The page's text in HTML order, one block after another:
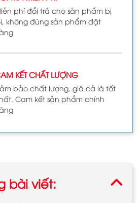
phí đổi trả cho sản phẩm bị
không đúng sản phẩm đặt
KẾT CHẤT LƯỢNG
bảo chất lượng, giá cả là tốt
Cam kết sản phẩm chính
bài viết: